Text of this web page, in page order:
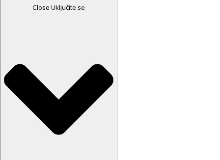
Close Uključite se